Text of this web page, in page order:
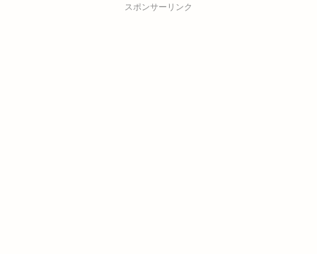
スポンサーリンク